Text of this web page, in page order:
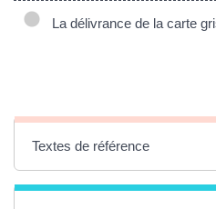
La délivrance de la carte
Textes de référence